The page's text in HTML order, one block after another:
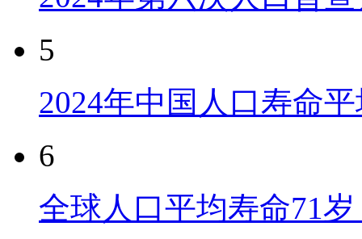
5
2024年中国人口寿命
6
全球人口平均寿命71